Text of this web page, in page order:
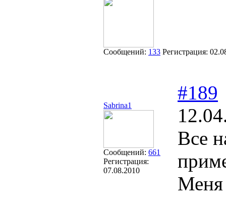
Сообщений: 133 Регистрация:
Sabrina1
Сообщений: 661
Регистрация:
07.08.2010
#189
Все
Меня